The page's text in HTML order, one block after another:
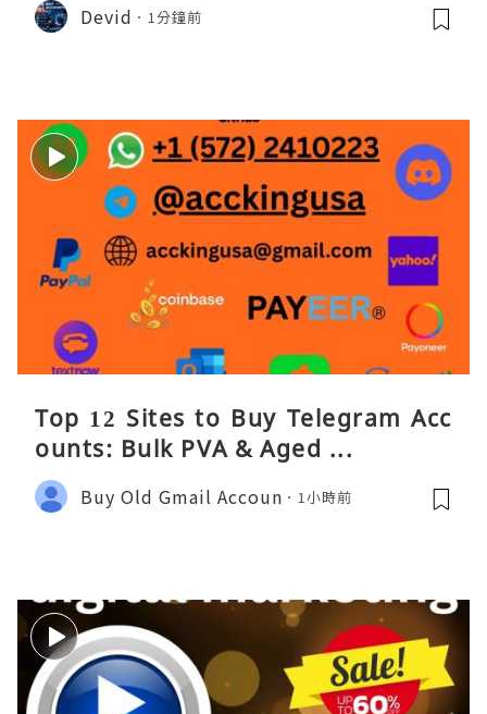
Devid 1分鐘前
Top 12 Sites to Buy Telegram Acc
ounts: Bulk PVA & Aged ...
Buy Old Gmail Accoun 1小時前